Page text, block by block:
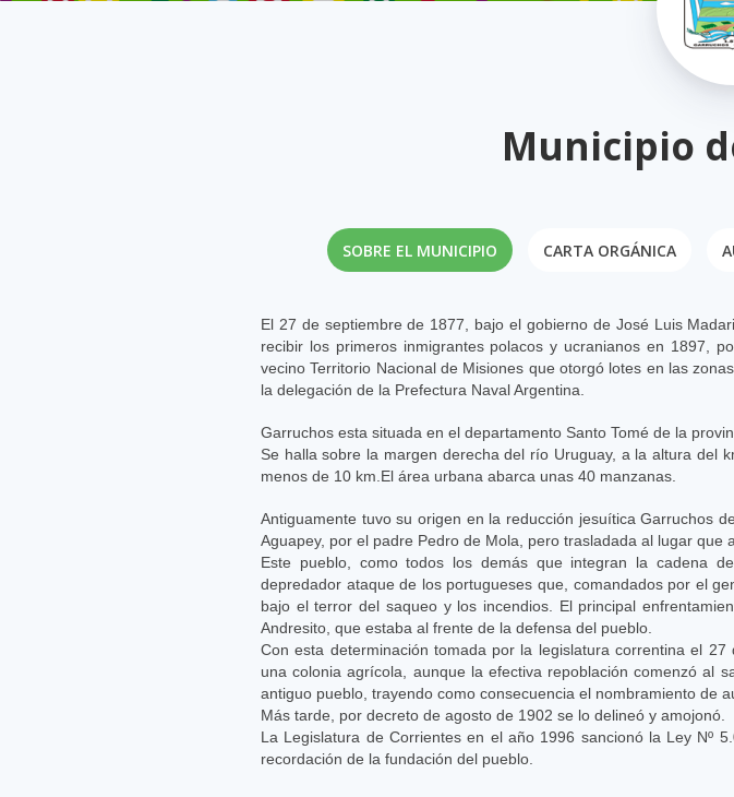
Municipio
SOBRE EL MUNICIPIO CARTA ORGÁNICA
El 27 de septiembre de 1877, bajo el gobierno de José Luis
recibir los primeros inmigrantes polacos y ucranianos en 1897,
vecino Territorio Nacional de Misiones que otorgó lotes en las
la delegación de la Prefectura Naval Argentina.​
Garruchos esta situada en el departamento Santo Tomé de la
Se halla sobre la margen derecha del río Uruguay, a la altura del
menos de 10 km.El área urbana abarca unas 40 manzanas.
Antiguamente tuvo su origen en la reducción jesuítica Garruchos
Aguapey, por el padre Pedro de Mola, pero trasladada al lugar que
Este pueblo, como todos los demás que integran la cadena
depredador ataque de los portugueses que, comandados por el
bajo el terror del saqueo y los incendios. El principal
Andresito, que estaba al frente de la defensa del pueblo.
Con esta determinación tomada por la legislatura correntina el
una colonia agrícola, aunque la efectiva repoblación comenzó al
antiguo pueblo, trayendo como consecuencia el nombramiento de
Más tarde, por decreto de agosto de 1902 se lo delineó y amojonó.
La Legislatura de Corrientes en el año 1996 sancionó la Ley Nº
recordación de la fundación del pueblo.